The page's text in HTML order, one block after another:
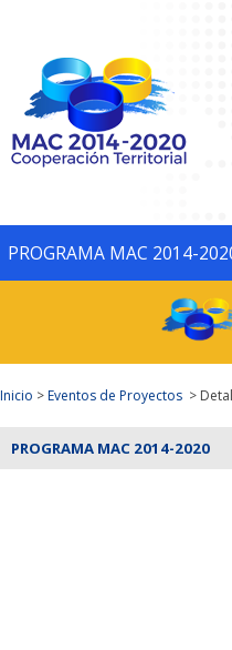
PROGRAMA MAC 2014-
Inicio >Eventos de Proyectos >
PROGRAMA MAC 2014-2020